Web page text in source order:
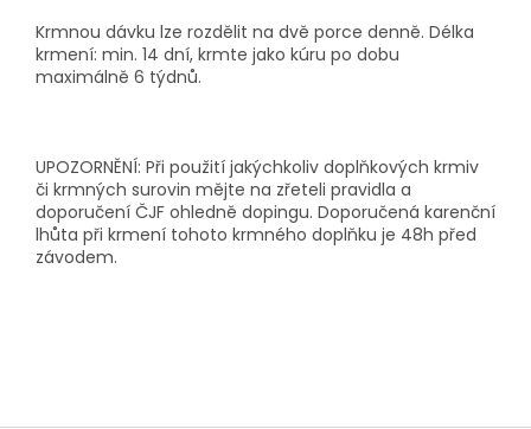
Krmnou dávku lze rozdělit na dvě porce denně. Délka
krmení: min. 14 dní, krmte jako kúru po dobu
maximálně 6 týdnů.
UPOZORNĚNÍ: Při použití jakýchkoliv doplňkových krmiv
či krmných surovin mějte na zřeteli pravidla a
doporučení ČJF ohledně dopingu. Doporučená karenční
lhůta při krmení tohoto krmného doplňku je 48h před
závodem.